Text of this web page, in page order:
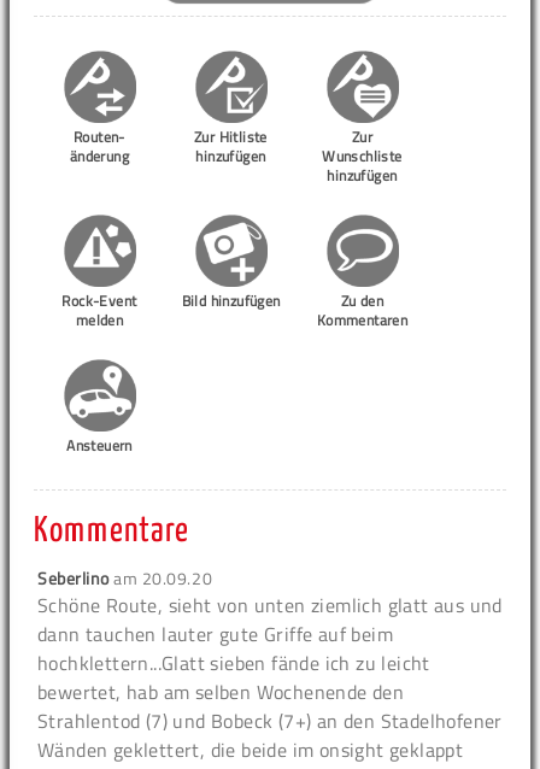
Routen-
änderung
Zur Hitliste
hinzufügen
Zur
Wunschliste
hinzufügen
Rock-Event
melden
Bild hinzufügen
Zu den
Kommentaren
Ansteuern
Kommentare
Seberlinoam 20.09.20
Schöne Route, sieht von unten ziemlich glatt aus und
dann tauchen lauter gute Griffe auf beim
hochklettern...Glatt sieben fände ich zu leicht
bewertet, hab am selben Wochenende den
Strahlentod (7) und Bobeck (7+) an den Stadelhofener
Wänden geklettert, die beide im onsight geklappt